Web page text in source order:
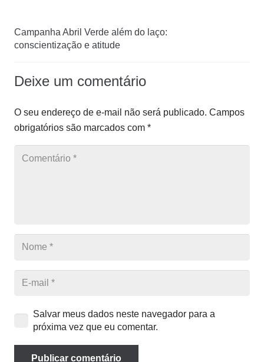
Campanha Abril Verde além do laço:
conscientização e atitude
Deixe um comentário
O seu endereço de e-mail não será publicado. Campos
obrigatórios são marcados com *
Salvar meus dados neste navegador para a
próxima vez que eu comentar.
Publicar comentário